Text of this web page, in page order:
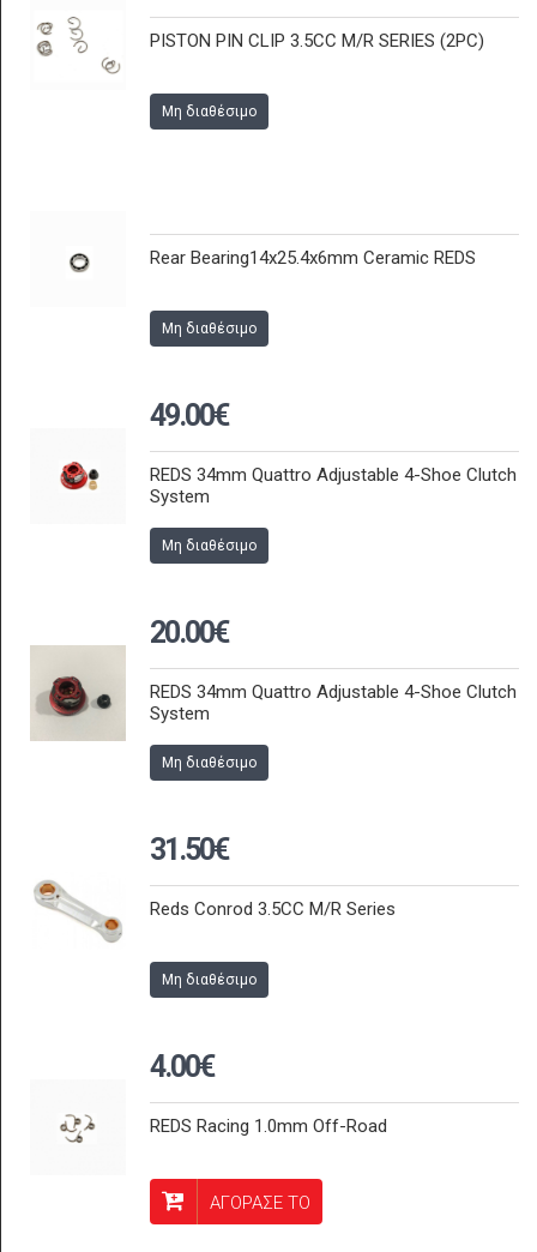
PISTON PIN CLIP 3.5CC M/R SERIES (2PC)
Μη διαθέσιμο
Rear Bearing14x25.4x6mm Ceramic REDS
Μη διαθέσιμο
49.00€
REDS 34mm Quattro Adjustable 4-Shoe Clutch
System
Μη διαθέσιμο
20.00€
REDS 34mm Quattro Adjustable 4-Shoe Clutch
System
Μη διαθέσιμο
31.50€
Reds Conrod 3.5CC M/R Series
Μη διαθέσιμο
4.00€
REDS Racing 1.0mm Off-Road
ΑΓΟΡΑΣΕ ΤΟ